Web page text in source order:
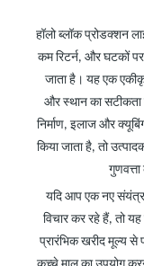
हॉलो ब्लॉक प्रोडक्शन
कम रिटर्न, और घटकों
जाता है। यह एक
और स्थान का सटीकता
निर्माण, इलाज और
किया जाता है, तो
यदि आप एक नए संयंत्र
विचार कर रहे हैं, तो
प्रारंभिक खरीद मूल्य